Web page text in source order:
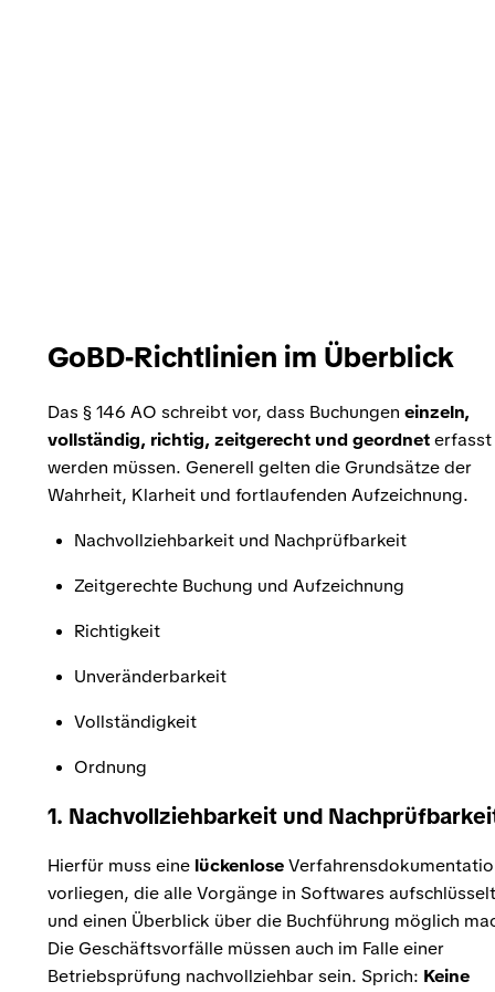
GoBD-Richtlinien im Überblick
Das § 146 AO schreibt vor, dass Buchungen einzeln,
vollständig, richtig, zeitgerecht und geordneterfasst
werden müssen. Generell gelten die Grundsätze der
Wahrheit, Klarheit und fortlaufenden Aufzeichnung.
Nachvollziehbarkeit und Nachprüfbarkeit
Zeitgerechte Buchung und Aufzeichnung
Richtigkeit
Unveränderbarkeit
Vollständigkeit
Ordnung
1. Nachvollziehbarkeit und
Hierfür muss eine lückenlose
vorliegen, die alle Vorgänge in Softwares aufschlüsselt
und einen Überblick über die Buchführung möglich
Die Geschäftsvorfälle müssen auch im Falle einer
Betriebsprüfung nachvollziehbar sein. Sprich: Keine